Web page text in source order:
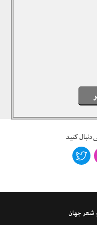
دنبال کنید
شعر جهان